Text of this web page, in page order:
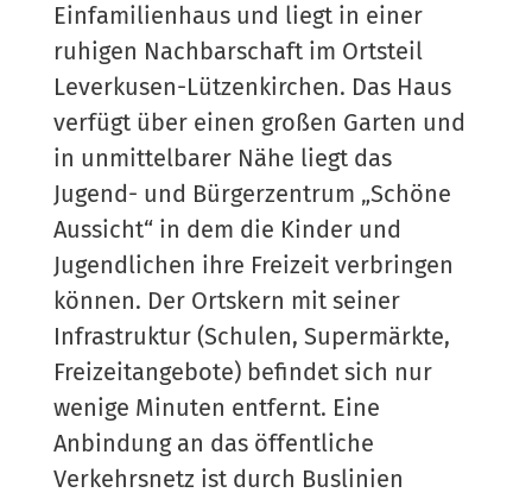
Einfamilienhaus und liegt in einer
ruhigen Nachbarschaft im Ortsteil
Leverkusen-Lützenkirchen. Das Haus
verfügt über einen großen Garten und
in unmittelbarer Nähe liegt das
Jugend- und Bürgerzentrum „Schöne
Aussicht“ in dem die Kinder und
Jugendlichen ihre Freizeit verbringen
können. Der Ortskern mit seiner
Infrastruktur (Schulen, Supermärkte,
Freizeitangebote) befindet sich nur
wenige Minuten entfernt. Eine
Anbindung an das öffentliche
Verkehrsnetz ist durch Buslinien